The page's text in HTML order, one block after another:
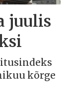
juulis
kõrge